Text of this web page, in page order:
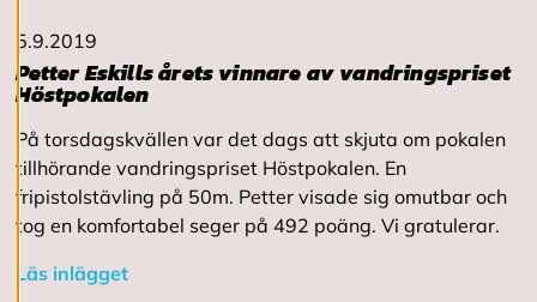
e
r
a
a
l
a
c
o
o
k
i
e
5.9.2019
Petter Eskills årets vinnare av vandringspriset
Höstpokalen
På torsdagskvällen var det dags att skjuta om pokalen
tillhörande vandringspriset Höstpokalen. En
fripistolstävling på 50m. Petter visade sig omutbar och
tog en komfortabel seger på 492 poäng. Vi gratulerar.
Läs inlägget